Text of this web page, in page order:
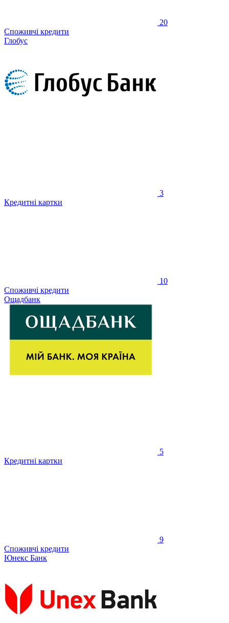
20
Споживчі кредити
Глобус
3
Кредитні картки
10
Споживчі кредити
Ощадбанк
5
Кредитні картки
9
Споживчі кредити
Юнекс Банк